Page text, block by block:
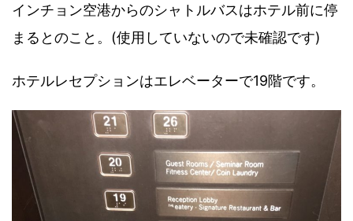
インチョン空港からのシャトルバスはホテル前に停
まるとのこと。(使用していないので未確認です)
ホテルレセプションはエレベーターで19階です。